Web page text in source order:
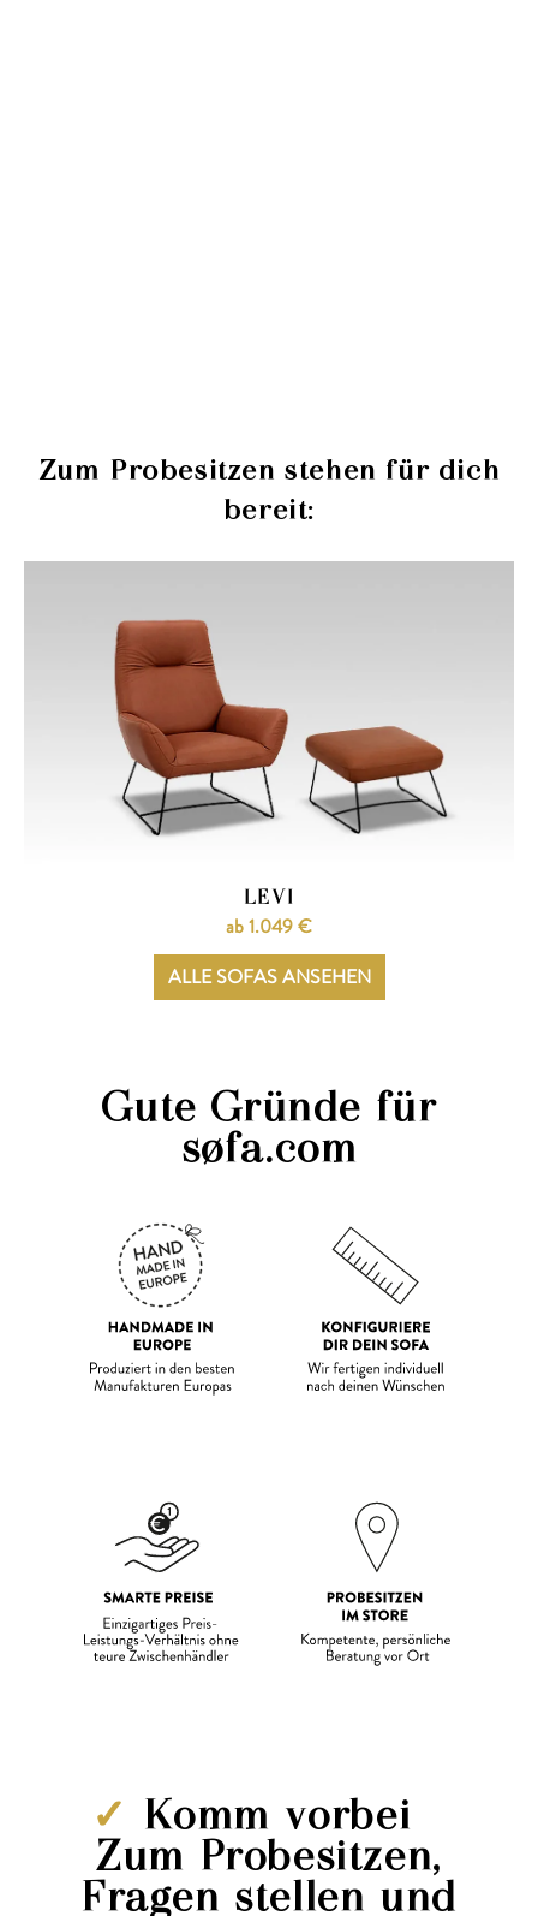
Zum Probesitzen stehen für dich
bereit:
LEVI
ab 1.049 €
ALLE SOFAS ANSEHEN
Gute Gründe für
søfa.com
✓ Komm vorbei –
Zum Probesitzen,
Fragen stellen und